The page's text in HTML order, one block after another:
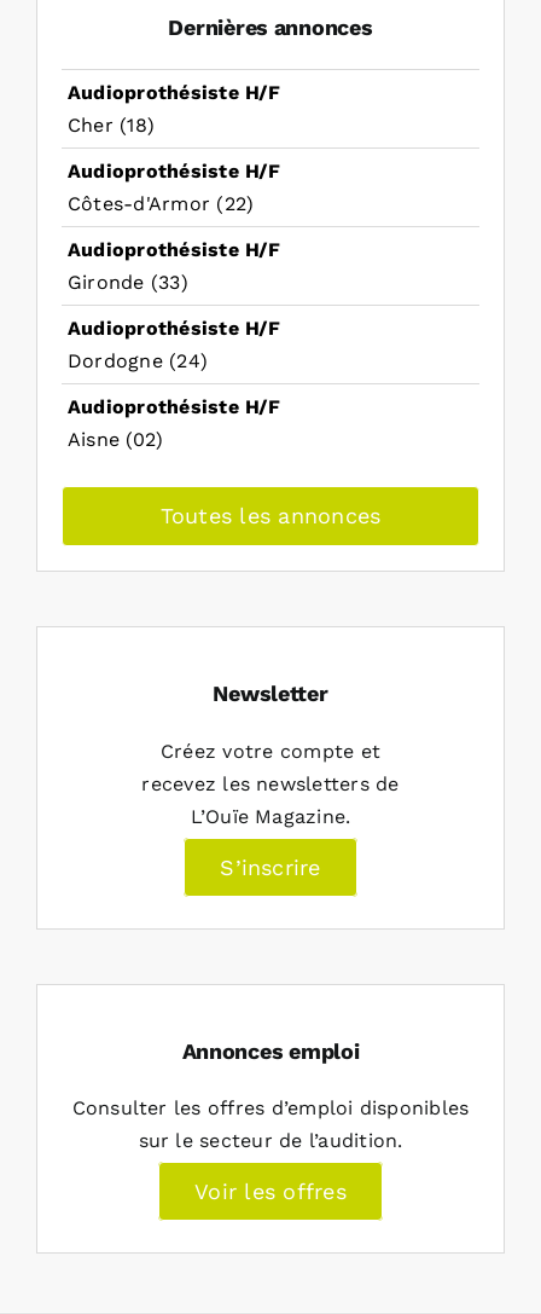
Dernières annonces
Audioprothésiste H/F
Cher (18)
Audioprothésiste H/F
Côtes-d'Armor (22)
Audioprothésiste H/F
Gironde (33)
Audioprothésiste H/F
Dordogne (24)
Audioprothésiste H/F
Aisne (02)
Toutes les annonces
Newsletter
Créez votre compte et
recevez les newsletters de
L’Ouïe Magazine.
S’inscrire
Annonces emploi
Consulter les offres d’emploi disponibles
sur le secteur de l’audition.
Voir les offres